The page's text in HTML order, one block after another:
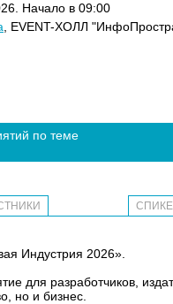
Начало в 09:00
, EVENT-ХОЛЛ
по теме
Индустрия 2026».
для разработчиков,
но и бизнес.